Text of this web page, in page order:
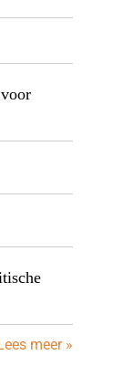
meer »